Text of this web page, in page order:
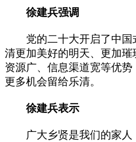
徐建兵强调
党的二十大开启了中国式
清更加美好的明天、更加
资源广、信息渠道宽等优
更多机会留给乐清。
徐建兵表示
广大乡贤是我们的家人，